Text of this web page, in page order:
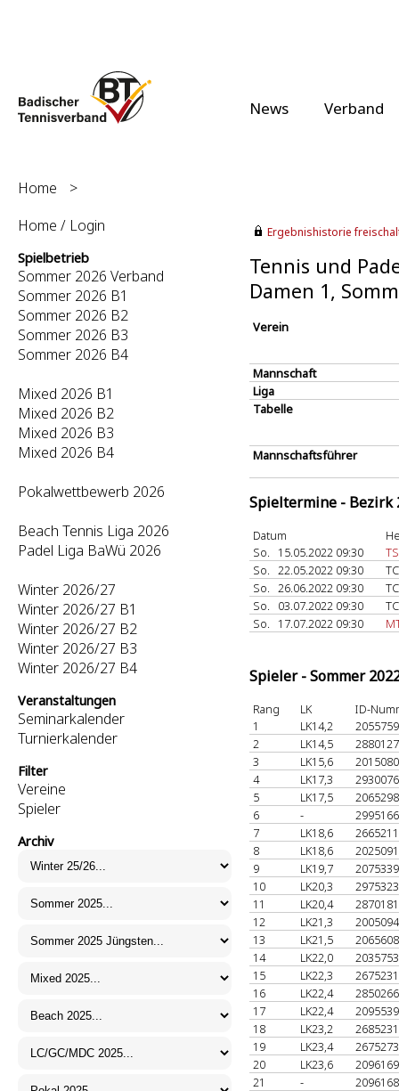
News Verband
Home
>
Home / Login
Spielbetrieb
Sommer 2026 Verband
Sommer 2026 B1
Sommer 2026 B2
Sommer 2026 B3
Sommer 2026 B4
Mixed 2026 B1
Mixed 2026 B2
Mixed 2026 B3
Mixed 2026 B4
Pokalwettbewerb 2026
Beach Tennis Liga 2026
Padel Liga BaWü 2026
Winter 2026/27
Winter 2026/27 B1
Winter 2026/27 B2
Winter 2026/27 B3
Winter 2026/27 B4
Veranstaltungen
Seminarkalender
Turnierkalender
Filter
Vereine
Spieler
Archiv
Ergebnishistorie
Tennis und
Damen 1,
Verein
Mannschaft
Liga
Tabelle
Mannschaftsführer
Spieltermine - Bezirk
Datum
So.
15.05.2022 09:30
So. 22.05.2022 09:30
So. 26.06.2022 09:30
So.
03.07.2022 09:30
So.
17.07.2022 09:30
Spieler - Sommer
Rang LK
ID-
1
LK14,2
2
LK14,5
3
LK15,6
4
LK17,3
5
LK17,5
6
-
7
LK18,6
8
LK18,6
9
LK19,7
10
LK20,3
11
LK20,4
12
LK21,3
13
LK21,5
14
LK22,0
15
LK22,3
16
LK22,4
17
LK22,4
18
LK23,2
19
LK23,4
20
LK23,6
21
-